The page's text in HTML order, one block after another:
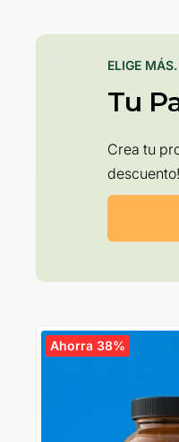
ELIGE
Tu
Crea tu
descuento!
Ahorra 38%